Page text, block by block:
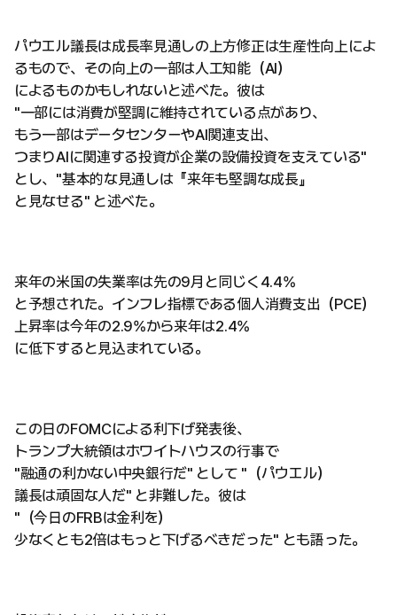
パウエル議長は成長率見通しの上方修正は生産性向上によ
るもので、その向上の一部は人工知能（AI）
によるものかもしれないと述べた。彼は
"一部には消費が堅調に維持されている点があり、
もう一部はデータセンターやAI関連支出、
つまりAIに関連する投資が企業の設備投資を支えている"
とし、"基本的な見通しは『来年も堅調な成長』
と見なせる" と述べた。
来年の米国の失業率は先の9月と同じく4.4%
と予想された。インフレ指標である個人消費支出（PCE）
上昇率は今年の2.9%から来年は2.4%
に低下すると見込まれている。
この日のFOMCによる利下げ発表後、
トランプ大統領はホワイトハウスの行事で
"融通の利かない中央銀行だ" として "（パウエル）
議長は頑固な人だ" と非難した。彼は
"（今日のFRBは金利を）
少なくとも2倍はもっと下げるべきだった" とも語った。